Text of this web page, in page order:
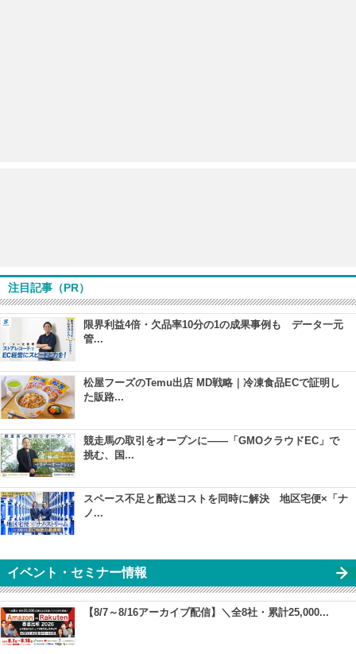
注目記事（PR）
限界利益4倍・欠品率10分の1の成果事例も データ一元
管...
松屋フーズのTemu出店 MD戦略｜冷凍食品ECで証明し
た販路...
競走馬の取引をオープンに――「GMOクラウドEC」で
挑む、国...
スペース不足と配送コストを同時に解決 地区宅便×「ナ
ノ...
イベント・セミナー情報
【8/7～8/16アーカイブ配信】＼全8社・累計25,000...